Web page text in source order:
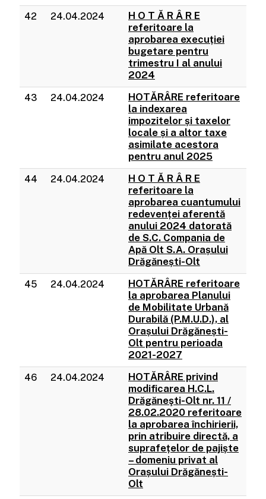
42 24.04.2024
H O T Ă R Â R E
referitoare la
aprobarea execuției
bugetare pentru
trimestru I al anului
2024
43 24.04.2024
HOTĂRÂRE referitoare
la indexarea
impozitelor și taxelor
locale și a altor taxe
asimilate acestora
pentru anul 2025
44 24.04.2024
H O T Ă R Â R E
referitoare la
aprobarea cuantumului
redevenței aferentă
anului 2024 datorată
de S.C. Compania de
Apă Olt S.A. Orașului
Drăgănești-Olt
45 24.04.2024
HOTĂRÂRE referitoare
la aprobarea Planului
de Mobilitate Urbană
Durabilă (P.M.U.D.), al
Orașului Drăgănești-
Olt pentru perioada
2021-2027
46 24.04.2024
HOTĂRÂRE privind
modificarea H.C.L.
Drăgăneşti-Olt nr. 11 /
28.02.2020 referitoare
la aprobarea închirierii,
prin atribuire directă, a
suprafețelor de pajiște
– domeniu privat al
Orașului Drăgănești-
Olt